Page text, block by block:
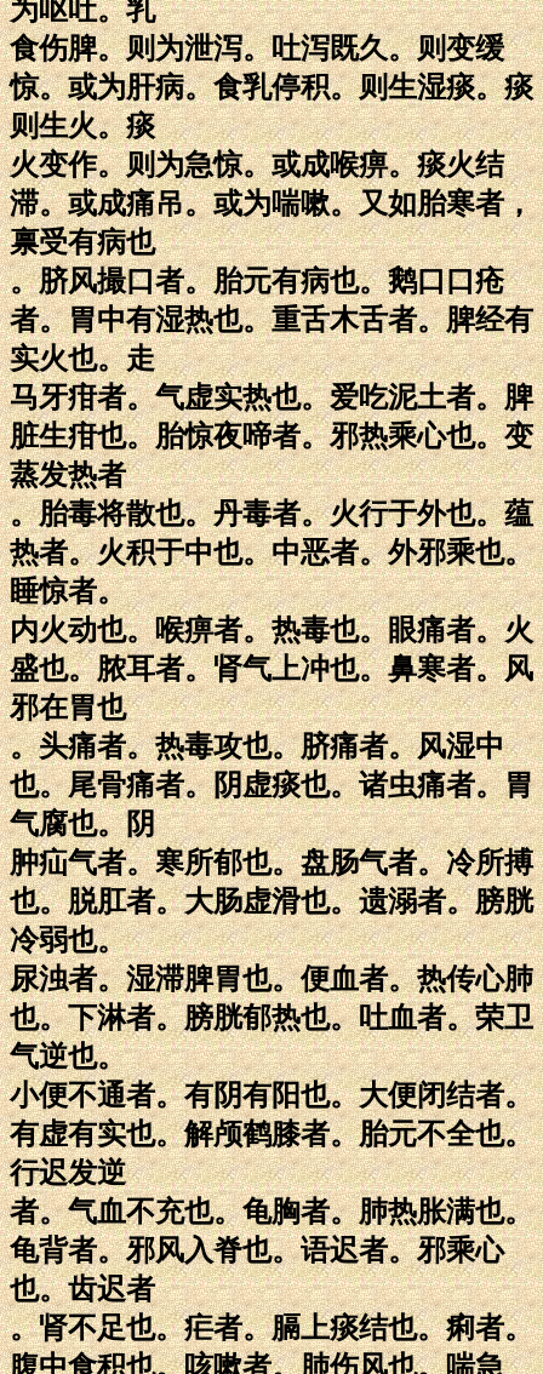
为呕吐。乳
食伤脾。则为泄泻。吐泻既久。则变缓
惊。或为肝病。食乳停积。则生湿痰。痰
则生火。痰
火变作。则为急惊。或成喉痹。痰火结
滞。或成痛吊。或为喘嗽。又如胎寒者，
禀受有病也
。脐风撮口者。胎元有病也。鹅口口疮
者。胃中有湿热也。重舌木舌者。脾经有
实火也。走
马牙疳者。气虚实热也。爱吃泥土者。脾
脏生疳也。胎惊夜啼者。邪热乘心也。变
蒸发热者
。胎毒将散也。丹毒者。火行于外也。蕴
热者。火积于中也。中恶者。外邪乘也。
睡惊者。
内火动也。喉痹者。热毒也。眼痛者。火
盛也。脓耳者。肾气上冲也。鼻寒者。风
邪在胃也
。头痛者。热毒攻也。脐痛者。风湿中
也。尾骨痛者。阴虚痰也。诸虫痛者。胃
气腐也。阴
肿疝气者。寒所郁也。盘肠气者。冷所搏
也。脱肛者。大肠虚滑也。遗溺者。膀胱
冷弱也。
尿浊者。湿滞脾胃也。便血者。热传心肺
也。下淋者。膀胱郁热也。吐血者。荣卫
气逆也。
小便不通者。有阴有阳也。大便闭结者。
有虚有实也。解颅鹤膝者。胎元不全也。
行迟发逆
者。气血不充也。龟胸者。肺热胀满也。
龟背者。邪风入脊也。语迟者。邪乘心
也。齿迟者
。肾不足也。疟者。膈上痰结也。痢者。
腹中食积也。咳嗽者。肺伤风也。喘急